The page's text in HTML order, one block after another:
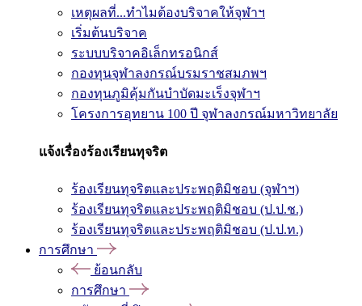
เหตุผลที่...ทำไมต้องบริจาคให้จุฬาฯ
เริ่มต้นบริจาค
ระบบบริจาคอิเล็กทรอนิกส์
กองทุนจุฬาลงกรณ์บรมราชสมภพฯ
กองทุนภูมิคุ้มกันบำบัดมะเร็งจุฬาฯ
โครงการอุทยาน 100 ปี จุฬาลงกรณ์มหาวิทยาลัย
แจ้งเรื่องร้องเรียนทุจริต
ร้องเรียนทุจริตและประพฤติมิชอบ (จุฬาฯ)
ร้องเรียนทุจริตและประพฤติมิชอบ (ป.ป.ช.)
ร้องเรียนทุจริตและประพฤติมิชอบ (ป.ป.ท.)
การศึกษา
ย้อนกลับ
การศึกษา